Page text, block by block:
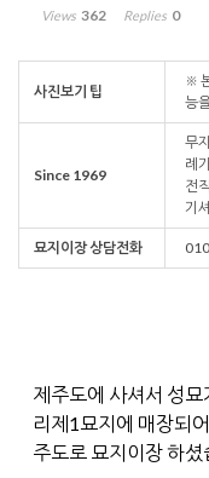
Views 362 Replies 0
사진보기 팁
※
능
Since 1969
무
례
전
기
묘지이장 상담전화
제주도에 사셔서 성
리제1묘지에 매장되
주도로 묘지이장 하셨